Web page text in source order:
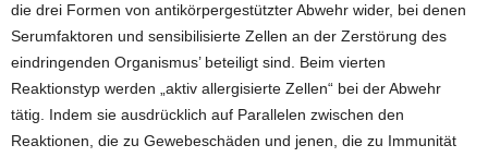
die drei Formen von antikörpergestützter Abwehr wider, bei denen
Serumfaktoren und sensibilisierte Zellen an der Zerstörung des
eindringenden Organismus’ beteiligt sind. Beim vierten
Reaktionstyp werden „aktiv allergisierte Zellen“ bei der Abwehr
tätig. Indem sie ausdrücklich auf Parallelen zwischen den
Reaktionen, die zu Gewebeschäden und jenen, die zu Immunität